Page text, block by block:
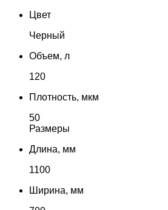
Цвет
Черный
Объем, л
120
Плотность, мкм
50
Размеры
Длина, мм
1100
Ширина, мм